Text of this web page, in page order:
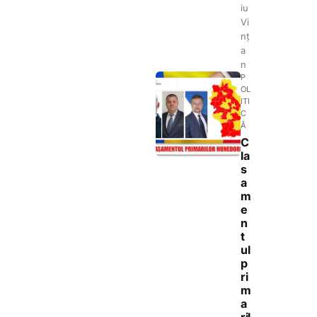
iu
Vi
nț
a
n
P
OL
ITI
C
Ă
C
la
s
a
m
e
n
t
ul
p
ri
m
a